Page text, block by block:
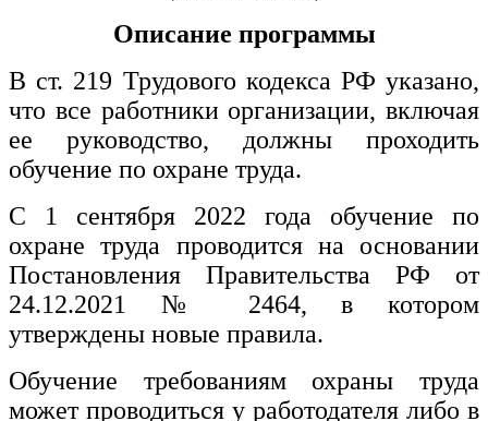
Техника-технологии
Прикладная геология, горное дело,
нефтегазовое дело и геодезия
Техника и технологии наземного
Техника и технологии строительства
Ядерная энергетика и технологии
Физкультура и спорт
Описание программы
В ст. 219 Трудового кодекса РФ указано,
что все работники организации, включая
ее руководство, должны проходить
обучение по охране труда.
С 1 сентября 2022 года обучение по
охране труда проводится на основании
Постановления Правительства РФ от
24.12.2021 № 2464, в котором
утверждены новые правила.
Обучение требованиям охраны труда
может проводиться у работодателя либо в